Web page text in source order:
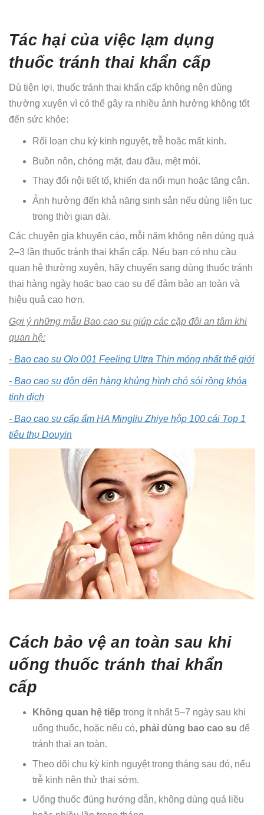
Tác hại của việc lạm dụng
thuốc tránh thai khẩn cấp
Dù tiện lợi, thuốc tránh thai khẩn cấp không nên dùng
thường xuyên vì có thể gây ra nhiều ảnh hưởng không tốt
đến sức khỏe:
Rối loạn chu kỳ kinh nguyệt, trễ hoặc mất kinh.
Buồn nôn, chóng mặt, đau đầu, mệt mỏi.
Thay đổi nội tiết tố, khiến da nổi mụn hoặc tăng cân.
Ảnh hưởng đến khả năng sinh sản nếu dùng liên tục
trong thời gian dài.
Các chuyên gia khuyến cáo, mỗi năm không nên dùng quá
2–3 lần thuốc tránh thai khẩn cấp. Nếu bạn có nhu cầu
quan hệ thường xuyên, hãy chuyển sang dùng thuốc tránh
thai hàng ngày hoặc bao cao su để đảm bảo an toàn và
hiệu quả cao hơn.
Gợi ý những mẫu Bao cao su giúp các cặp đôi an tâm khi
quan hệ:
- Bao cao su Olo 001 Feeling Ultra Thin mỏng nhất thế giới
- Bao cao su đôn dên hàng khủng hình chó sói rồng khóa
tinh dịch
- Bao cao su cấp ẩm HA Mingliu Zhiye hộp 100 cái Top 1
tiêu thụ Douyin
Cách bảo vệ an toàn sau khi
uống thuốc tránh thai khẩn
cấp
Không quan hệ tiếp trong ít nhất 5–7 ngày sau khi
uống thuốc, hoặc nếu có, phải dùng bao cao su để
tránh thai an toàn.
Theo dõi chu kỳ kinh nguyệt trong tháng sau đó, nếu
trễ kinh nên thử thai sớm.
Uống thuốc đúng hướng dẫn, không dùng quá liều